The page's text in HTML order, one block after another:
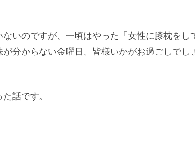
いのですが、一頃はやった「女性に膝枕をし
分からない金曜日、皆様いかがお過ごしでし
話です。